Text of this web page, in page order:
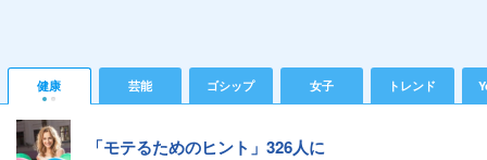
健康 芸能 ゴシップ 女子 トレンド
「モテるためのヒント」326人に